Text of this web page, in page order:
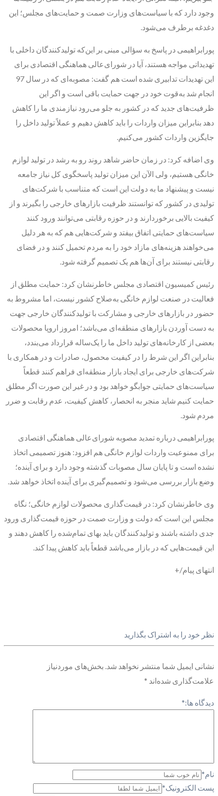
وجود دارد که با سیاست‌های وزارت صمت و حمایت‌های مجلس؛ این
دغدغه برطرف می‌شود.
پورابراهیمی در پاسخ به سؤالی مبنی بر این‌که تولیدکنندگان داخلی با
تهدیداتی مواجه هستند، آیا در شورای‌عالی هماهنگی اقتصادی برای
این تهدیدات تدابیری شده است هم گفت: مصوبه‌ای که در سال 97
انجام شد به‌قوت خود در جهت حمایت باقی است و اگر این
ظرفیت‌های جدید که در کشور به جلو می‌رود نیازمندی ما را کاهش
دهد بنابراین میزان واردات را باید کاهش دهیم و عملاً تولید داخل را
جایگزین واردات کشور می‌کنیم.
وی اضافه کرد: در زمان حاضر شاهد روند رو به رشد در تولید لوازم
خانگی هستیم، ولی الآن این میزان تولید پاسخگوی کل نیاز جامعه
نیست و پیشنهاد ما به دولت این است که متناسب با شرکت‌های
تولیدی در کشور که توانستند ظرفیت بازار‌های خارجی را بگیرند و از
کیفیت بالایی برخوردارند و در حوزه رقابتی می‌توانند ورود کنند
سیاست‌های حمایتی اتفاق بیفتد و شرکت‌هایی هم که به هر دلیل
می‌خواهند هزینه‌های مازاد خود را به مردم تحمیل کنند و در فضای
رقابتی نیستند برای آن‌ها هم یک تصمیم گرفته شود.
رئیس کمیسیون اقتصادی مجلس خاطرنشان کرد: حمایت مطلق از
فعالیت در صنعت لوازم خانگی به‌صلاح کشور نیست، اما مشروط به
حضور در بازار‌های خارجی و مشارکت با تولیدکنندگان خارجی جهت
به دست آوردن بازار‌های منطقه‌ای می‌باشد؛ امروز اروپا محصولات
بعضی از کارخانه‌های تولید داخل ما را یک‌ساله قرارداد می‌بندد،
بنابراین اگر این شرط را در کیفیت محصول، صادرات و در همکاری با
شرکت‌های خارجی برای ایجاد بازار منطقه‌ای فراهم کنند قطعاً
سیاست‌های حمایتی جوابگو خواهد بود و در غیر این صورت اگر مطلق
حمایت کنیم شاید منجر به انحصار، کاهش کیفیت، عدم رقابت و ضرر
مردم شود.
پورابراهیمی درباره تمدید مصوبه شورای‌عالی هماهنگی اقتصادی
برای ممنوعیت واردات لوازم خانگی هم افزود: هنوز تصمیمی اتخاذ
نشده است و تا پایان سال مصوبات گذشته وجود دارد و برای آینده؛
وضع بازار بررسی می‌شود و تصمیم‌گیری برای آینده اتخاذ خواهد شد.
وی خاطرنشان کرد: در قیمت‌گذاری محصولات لوازم خانگی؛ نگاه
مجلس این است که دولت و وزارت صمت در حوزه قیمت‌گذاری ورود
جدی داشته باشند و تولیدکنندگان باید بهای تمام‌شده را کاهش دهند و
این قیمت‌هایی که در بازار می‌باشد قطعاً باید کاهش پیدا کند.
انتهای پیام/+
نظر خود را به اشتراک بگذارید
نشانی ایمیل شما منتشر نخواهد شد. بخش‌های موردنیاز
علامت‌گذاری شده‌اند *
دیدگاه ها:*
نام*
پست الکترونیک*